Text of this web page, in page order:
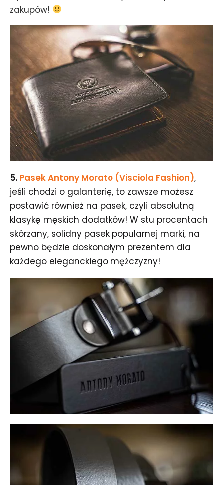
zakupów!
5. Pasek Antony Morato (Visciola Fashion),
jeśli chodzi o galanterię, to zawsze możesz
postawić również na pasek, czyli absolutną
klasykę męskich dodatków! W stu procentach
skórzany, solidny pasek popularnej marki, na
pewno będzie doskonałym prezentem dla
każdego eleganckiego mężczyzny!